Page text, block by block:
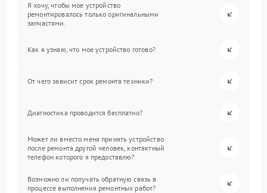
Я хочу, чтобы мое устройство
ремонтировалось только оригинальными
запчастями.
Как я узнаю, что мое устройство готово?
От чего зависит срок ремонта техники?
Диагностика проводится бесплатно?
Может ли вместо меня принять устройство
после ремонта другой человек, контактный
телефон которого я предоставлю?
Возможно ли получать обратную связь в
процессе выполнения ремонтных работ?